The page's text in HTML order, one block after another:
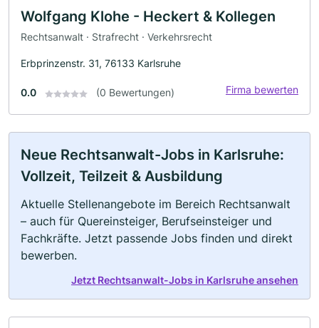
Wolfgang Klohe - Heckert & Kollegen
Rechtsanwalt · Strafrecht · Verkehrsrecht
Erbprinzenstr. 31, 76133 Karlsruhe
0.0 (0 Bewertungen) Firma bewerten
Neue Rechtsanwalt-Jobs in Karlsruhe:
Vollzeit, Teilzeit & Ausbildung
Aktuelle Stellenangebote im Bereich Rechtsanwalt
– auch für Quereinsteiger, Berufseinsteiger und
Fachkräfte. Jetzt passende Jobs finden und direkt
bewerben.
Jetzt Rechtsanwalt-Jobs in Karlsruhe ansehen